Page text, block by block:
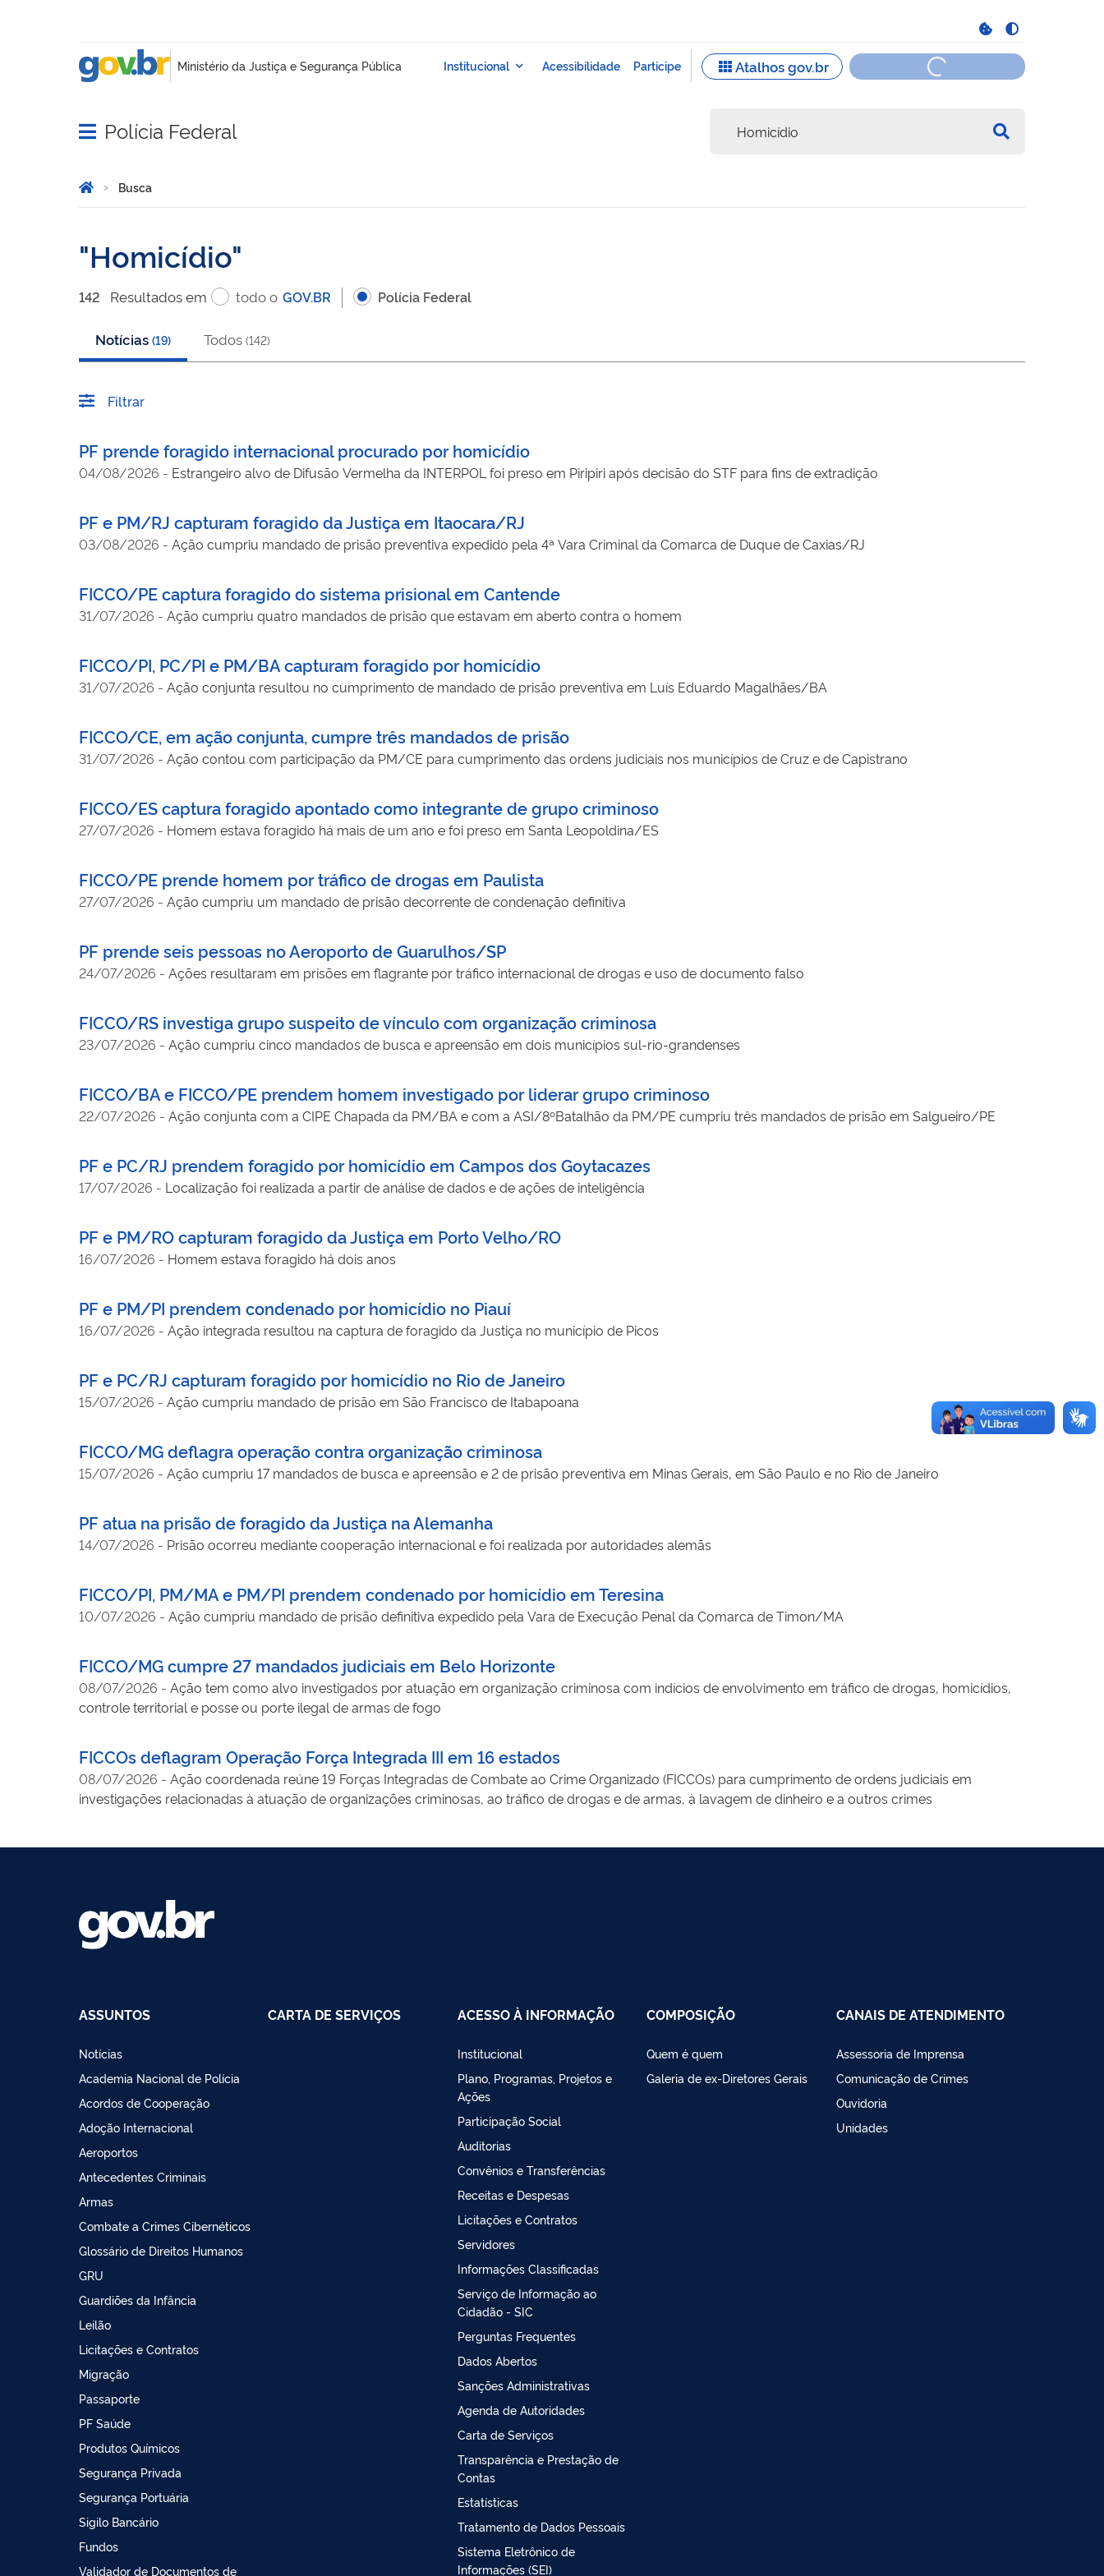
Abrir menu principal de navegação
Polícia Federal
Você está aqui:
Página Inicial
Busca
Homicídio
142 Resultadosem todo o GOV.BR Polícia Federal
Notícias (19) Todos (142)
Filtrar
PF prende foragido internacional procurado por homicídio
04/08/2026 - Estrangeiro alvo de Difusão Vermelha da INTERPOL foi preso em Piripiri após decisão do STF para fins de extradição
PF e PM/RJ capturam foragido da Justiça em Itaocara/RJ
03/08/2026 - Ação cumpriu mandado de prisão preventiva expedido pela 4ª Vara Criminal da Comarca de Duque de Caxias/RJ
FICCO/PE captura foragido do sistema prisional em Cantende
31/07/2026 - Ação cumpriu quatro mandados de prisão que estavam em aberto contra o homem
FICCO/PI, PC/PI e PM/BA capturam foragido por homicídio
31/07/2026 - Ação conjunta resultou no cumprimento de mandado de prisão preventiva em Luís Eduardo Magalhães/BA
FICCO/CE, em ação conjunta, cumpre três mandados de prisão
31/07/2026 - Ação contou com participação da PM/CE para cumprimento das ordens judiciais nos municípios de Cruz e de Capistrano
FICCO/ES captura foragido apontado como integrante de grupo criminoso
27/07/2026 - Homem estava foragido há mais de um ano e foi preso em Santa Leopoldina/ES
FICCO/PE prende homem por tráfico de drogas em Paulista
27/07/2026 - Ação cumpriu um mandado de prisão decorrente de condenação definitiva
PF prende seis pessoas no Aeroporto de Guarulhos/SP
24/07/2026 - Ações resultaram em prisões em flagrante por tráfico internacional de drogas e uso de documento falso
FICCO/RS investiga grupo suspeito de vínculo com organização criminosa
23/07/2026 - Ação cumpriu cinco mandados de busca e apreensão em dois municípios sul-rio-grandenses
FICCO/BA e FICCO/PE prendem homem investigado por liderar grupo criminoso
22/07/2026 - Ação conjunta com a CIPE Chapada da PM/BA e com a ASI/8ºBatalhão da PM/PE cumpriu três mandados de prisão em Salgueiro/PE
PF e PC/RJ prendem foragido por homicídio em Campos dos Goytacazes
17/07/2026 - Localização foi realizada a partir de análise de dados e de ações de inteligência
PF e PM/RO capturam foragido da Justiça em Porto Velho/RO
16/07/2026 - Homem estava foragido há dois anos
PF e PM/PI prendem condenado por homicídio no Piauí
16/07/2026 - Ação integrada resultou na captura de foragido da Justiça no município de Picos
PF e PC/RJ capturam foragido por homicídio no Rio de Janeiro
15/07/2026 - Ação cumpriu mandado de prisão em São Francisco de Itabapoana
FICCO/MG deflagra operação contra organização criminosa
15/07/2026 - Ação cumpriu 17 mandados de busca e apreensão e 2 de prisão preventiva em Minas Gerais, em São Paulo e no Rio de Janeiro
PF atua na prisão de foragido da Justiça na Alemanha
14/07/2026 - Prisão ocorreu mediante cooperação internacional e foi realizada por autoridades alemãs
FICCO/PI, PM/MA e PM/PI prendem condenado por homicídio em Teresina
10/07/2026 - Ação cumpriu mandado de prisão definitiva expedido pela Vara de Execução Penal da Comarca de Timon/MA
FICCO/MG cumpre 27 mandados judiciais em Belo Horizonte
08/07/2026 - Ação tem como alvo investigados por atuação em organização criminosa com indícios de envolvimento em tráfico de drogas, homicídios,
controle territorial e posse ou porte ilegal de armas de fogo
FICCOs deflagram Operação Força Integrada III em 16 estados
08/07/2026 - Ação coordenada reúne 19 Forças Integradas de Combate ao Crime Organizado (FICCOs) para cumprimento de ordens judiciais em
investigações relacionadas à atuação de organizações criminosas, ao tráfico de drogas e de armas, à lavagem de dinheiro e a outros crimes
ASSUNTOS
Notícias
Academia Nacional de Polícia
Acordos de Cooperação
Adoção Internacional
Aeroportos
Antecedentes Criminais
Armas
Combate a Crimes Cibernéticos
Glossário de Direitos Humanos
GRU
Guardiões da Infância
Leilão
Licitações e Contratos
Migração
Passaporte
PF Saúde
Produtos Químicos
Segurança Privada
Segurança Portuária
Sigilo Bancário
Fundos
Validador de Documentos de
CARTA DE SERVIÇOS ACESSO À INFORMAÇÃO
Institucional
Plano, Programas, Projetos e
Ações
Participação Social
Auditorias
Convênios e Transferências
Receitas e Despesas
Licitações e Contratos
Servidores
Informações Classificadas
Serviço de Informação ao
Cidadão - SIC
Perguntas Frequentes
Dados Abertos
Sanções Administrativas
Agenda de Autoridades
Carta de Serviços
Transparência e Prestação de
Contas
Estatísticas
Tratamento de Dados Pessoais
Sistema Eletrônico de
Informações (SEI)
COMPOSIÇÃO
Quem é quem
Galeria de ex-Diretores Gerais
CANAIS DE ATENDIMENTO
Assessoria de Imprensa
Comunicação de Crimes
Ouvidoria
Unidades